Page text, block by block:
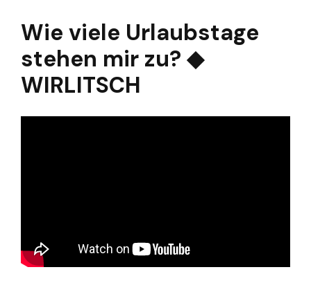
Wie viele Urlaubstage
stehen mir zu? ◆
WIRLITSCH